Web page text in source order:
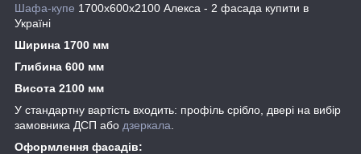
Шафа-купе 1700х600х2100 Алекса - 2 фасада купити в
Україні
Ширина 1700 мм
Глибина 600 мм
Висота 2100 мм
У стандартну вартість входить: профіль срібло, двері на вибір
замовника ДСП або дзеркала
Оформлення фасадів: